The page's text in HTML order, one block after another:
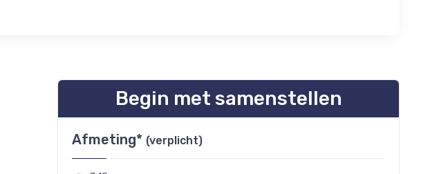
Begin met samenstellen
Afmeting* (verplicht)